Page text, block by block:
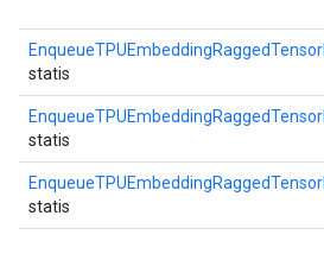
statis
statis
statis